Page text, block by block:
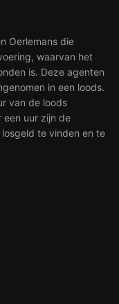
Oerlemans die
waarvan het
is. Deze agenten
in een loods.
van de loods
een uur zijn de
te vinden en te